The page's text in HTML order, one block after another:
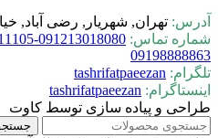
آدرس: تهران, شهریار, رضی آباد,
شماره تماس:
091213018080-9173111105
09198888863
تلگرام: tashrifatpaeezan
اینستاگرام: tashrifatpaeezan
طراحی و پیاده سازی توسط کاوت